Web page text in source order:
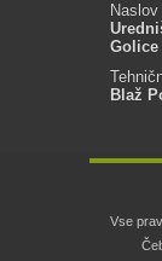
Golice
Blaž
Vse